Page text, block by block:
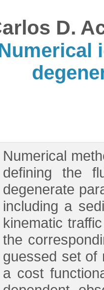
D.
Numerical
defining the
degenerate
including a
kinematic
the
guessed set of
a cost